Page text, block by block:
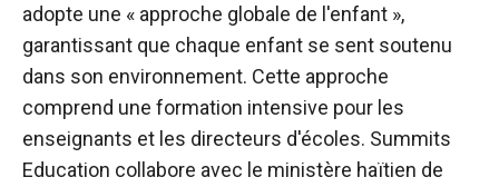
adopte une « approche globale de l'enfant »,
garantissant que chaque enfant se sent soutenu
dans son environnement. Cette approche
comprend une formation intensive pour les
enseignants et les directeurs d'écoles. Summits
Education collabore avec le ministère haïtien de